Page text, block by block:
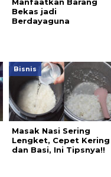
Bekas jadi
Berdayaguna
Bisnis
Masak Nasi Sering
Lengket, Cepet Kering
dan Basi, Ini Tipsnya!!